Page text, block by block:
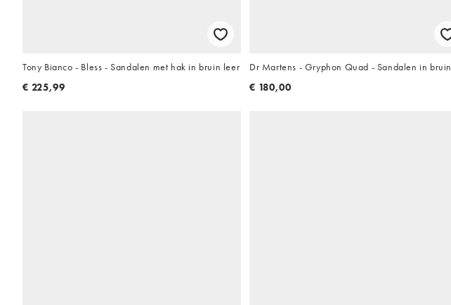
Tony Bianco - Bless - Sandalen met hak in bruin leer
€ 225,99
Dr Martens - Gryphon Quad - Sandalen in bruin
€ 180,00